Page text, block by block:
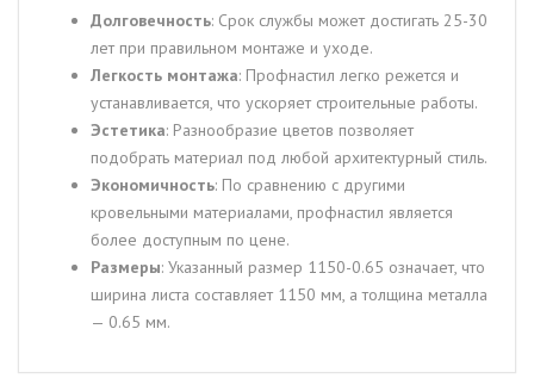
Долговечность: Срок службы может достигать 25-30
лет при правильном монтаже и уходе.
Легкость монтажа: Профнастил легко режется и
устанавливается, что ускоряет строительные работы.
Эстетика: Разнообразие цветов позволяет
подобрать материал под любой архитектурный стиль.
Экономичность: По сравнению с другими
кровельными материалами, профнастил является
более доступным по цене.
Размеры: Указанный размер 1150-0.65 означает, что
ширина листа составляет 1150 мм, а толщина металла
— 0.65 мм.